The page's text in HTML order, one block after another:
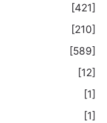
421
210
589
12
1
1